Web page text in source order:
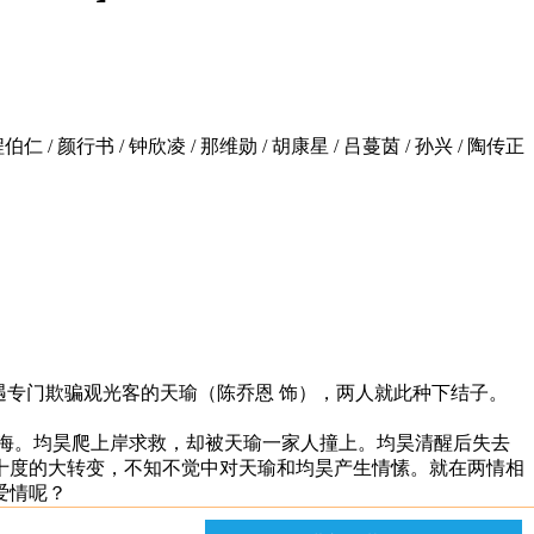
仁 / 颜行书 / 钟欣凌 / 那维勋 / 胡康星 / 吕蔓茵 / 孙兴 / 陶传正
门欺骗观光客的天瑜（陈乔恩 饰），两人就此种下结子。
均昊爬上岸求救，却被天瑜一家人撞上。均昊清醒后失去
的大转变，不知不觉中对天瑜和均昊产生情愫。就在两情相
情呢？